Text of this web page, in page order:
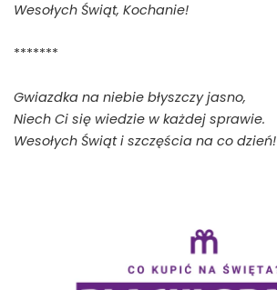
Wesołych Świąt, Kochanie!
*******
Gwiazdka na niebie błyszczy jasno,
Niech Ci się wiedzie w każdej sprawie.
Wesołych Świąt i szczęścia na co dzień!